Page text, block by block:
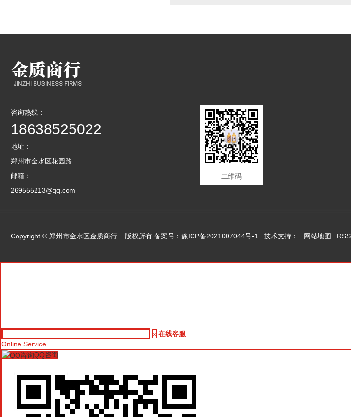
咨询热线：
18638525022
地址：
郑州市金水区花园路
邮箱：
269555213@qq.com
二维码
Copyright © 郑州市金水区金质商行 版权所有 备案号： 豫ICP备2021007044号-1 技术支持： 网站地图 RSS
x 在线客服
Online Service
QQ咨询